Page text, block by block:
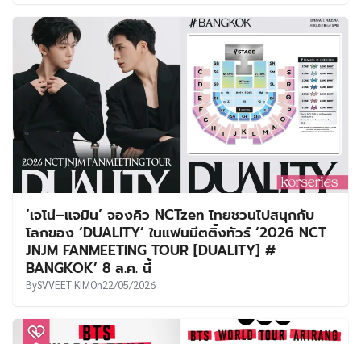
‘เจโน่–แจมิน’ จองคิว NCTzen ไทยชวนไปสนุกกับ
โลกของ ‘DUALITY’ ในแฟนมีตติ้งทัวร์ ‘2026 NCT
JNJM FANMEETING TOUR [DUALITY] #
BANGKOK’ 8 ส.ค. นี้
BySVVEET KIMOn22/05/2026